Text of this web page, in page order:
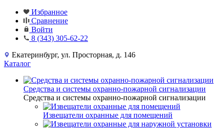
Избранное
Сравнение
Войти
8 (343) 305-62-22
Екатеринбург, ул. Просторная, д. 146
Каталог
Средства и системы охранно-пожарной сигнализации
Средства и системы охранно-пожарной сигнализации
Извещатели охранные для помещений